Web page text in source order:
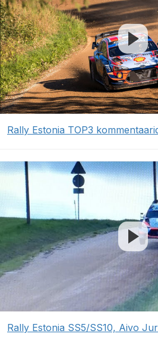
Rally Estonia TOP3
Rally Estonia SS5/SS10, Aivo